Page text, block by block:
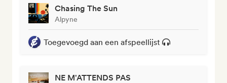
Chasing The Sun
Alpyne
Toegevoegd aan een afspeellijst
NE M'ATTENDS PAS